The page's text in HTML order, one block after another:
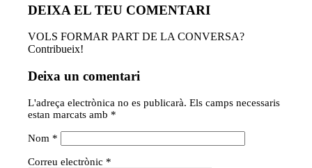
DEIXA EL TEU COMENTARI
VOLS FORMAR PART DE LA CONVERSA?
Contribueix!
Deixa un comentari
L'adreça electrònica no es publicarà. Els camps necessaris
estan marcats amb *
Nom *
Correu electrònic *